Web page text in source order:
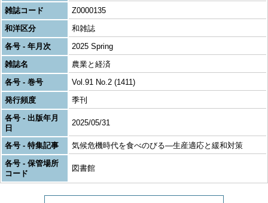
雑誌コード
Z0000135
和洋区分
和雑誌
各号 - 年月次
2025 Spring
雑誌名
農業と経済
各号 - 巻号
Vol.91 No.2 (1411)
発行頻度
季刊
各号 - 出版年月
日
2025/05/31
各号 - 特集記事
気候危機時代を食べのびる―生産適応と緩和対策
各号 - 保管場所
コード
図書館